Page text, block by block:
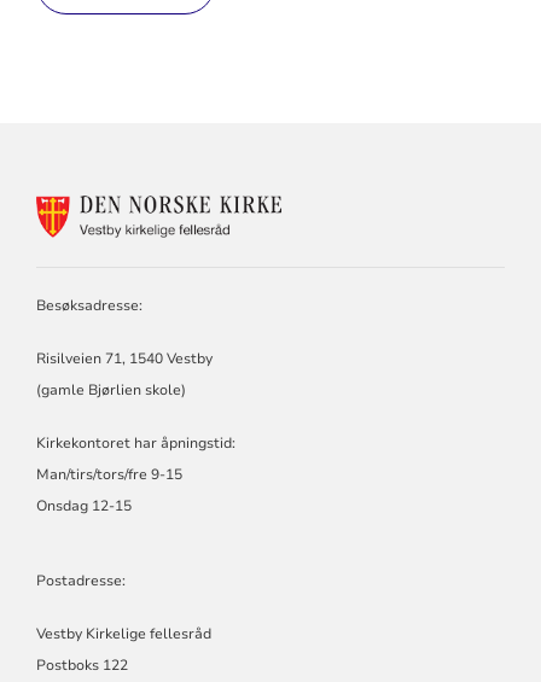
Besøksadresse:
Risilveien 71, 1540 Vestby
(gamle Bjørlien skole)
Kirkekontoret har åpningstid:
Man/tirs/tors/fre 9-15
Onsdag 12-15
Postadresse:
Vestby Kirkelige fellesråd
Postboks 122